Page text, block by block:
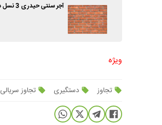
آجر سنتی حیدری 3 نسل در کنار ایرانیان
ویژه
تجاوز دستگیری تجاوز سریالی